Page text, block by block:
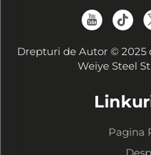
Drepturi de Autor © 2025
Weiye Steel
Pagina